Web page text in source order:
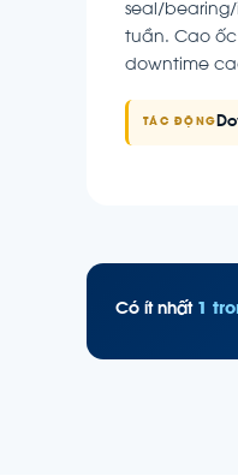
seal/
tuần. Cao
downtime
TÁC ĐỘNG
Có ít nhất 1